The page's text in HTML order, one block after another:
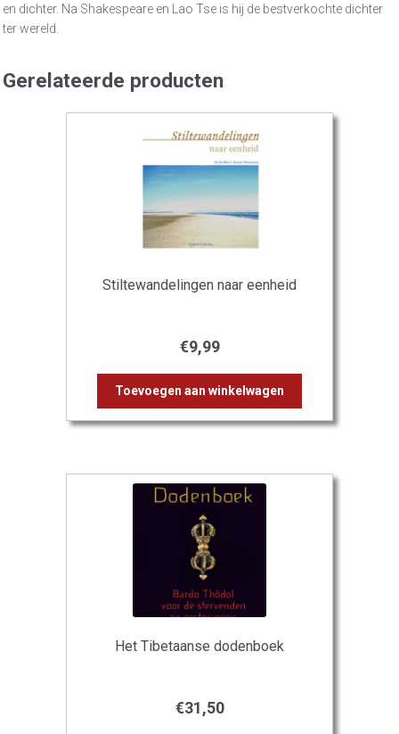
en dichter. Na Shakespeare en Lao Tse is hij de bestverkochte dichter
ter wereld.
Gerelateerde producten
Stiltewandelingen naar eenheid
€9,99
Toevoegen aan winkelwagen
Het Tibetaanse dodenboek
€31,50